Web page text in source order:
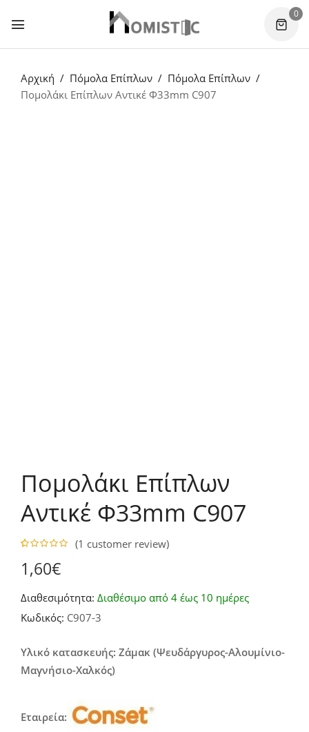
0
Αρχική Πόμολα Επίπλων
Πόμολα Επίπλων
Πομολάκι Επίπλων Αντικέ Φ33mm C907
Πομολάκι Επίπλων
Αντικέ Φ33mm C907
based on
customer
(1 customer review)
1,60€
Διαθεσιμότητα: Διαθέσιμο από 4 έως 10 ημέρες
Κωδικός: C907-3
Υλικό κατασκευής: Ζάμακ (Ψευδάργυρος-Αλουμίνιο-
Μαγνήσιο-Χαλκός)
Εταιρεία: